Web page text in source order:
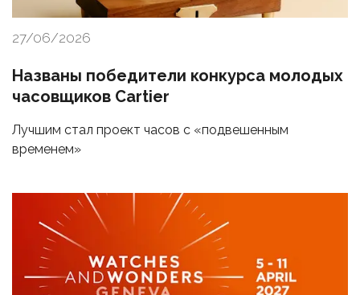
27/06/2026
Названы победители конкурса молодых
часовщиков Cartier
Лучшим стал проект часов с «подвешенным
временем»